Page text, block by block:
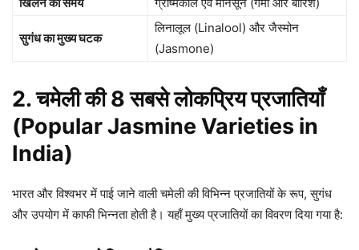
खिलने का समय
ग्रीष्मकाल एवं मानसून (गर्मी और बारिश)
सुगंध का मुख्य घटक
लिनालूल (Linalool) और जैस्मोन
(Jasmone)
2. चमेली की 8 सबसे लोकप्रिय प्रजातियाँ
(Popular Jasmine Varieties in
India)
भारत और विश्वभर में पाई जाने वाली चमेली की विभिन्न प्रजातियों के रूप, सुगंध
और उपयोग में काफी भिन्नता होती है। यहाँ मुख्य प्रजातियों का विवरण दिया गया है: